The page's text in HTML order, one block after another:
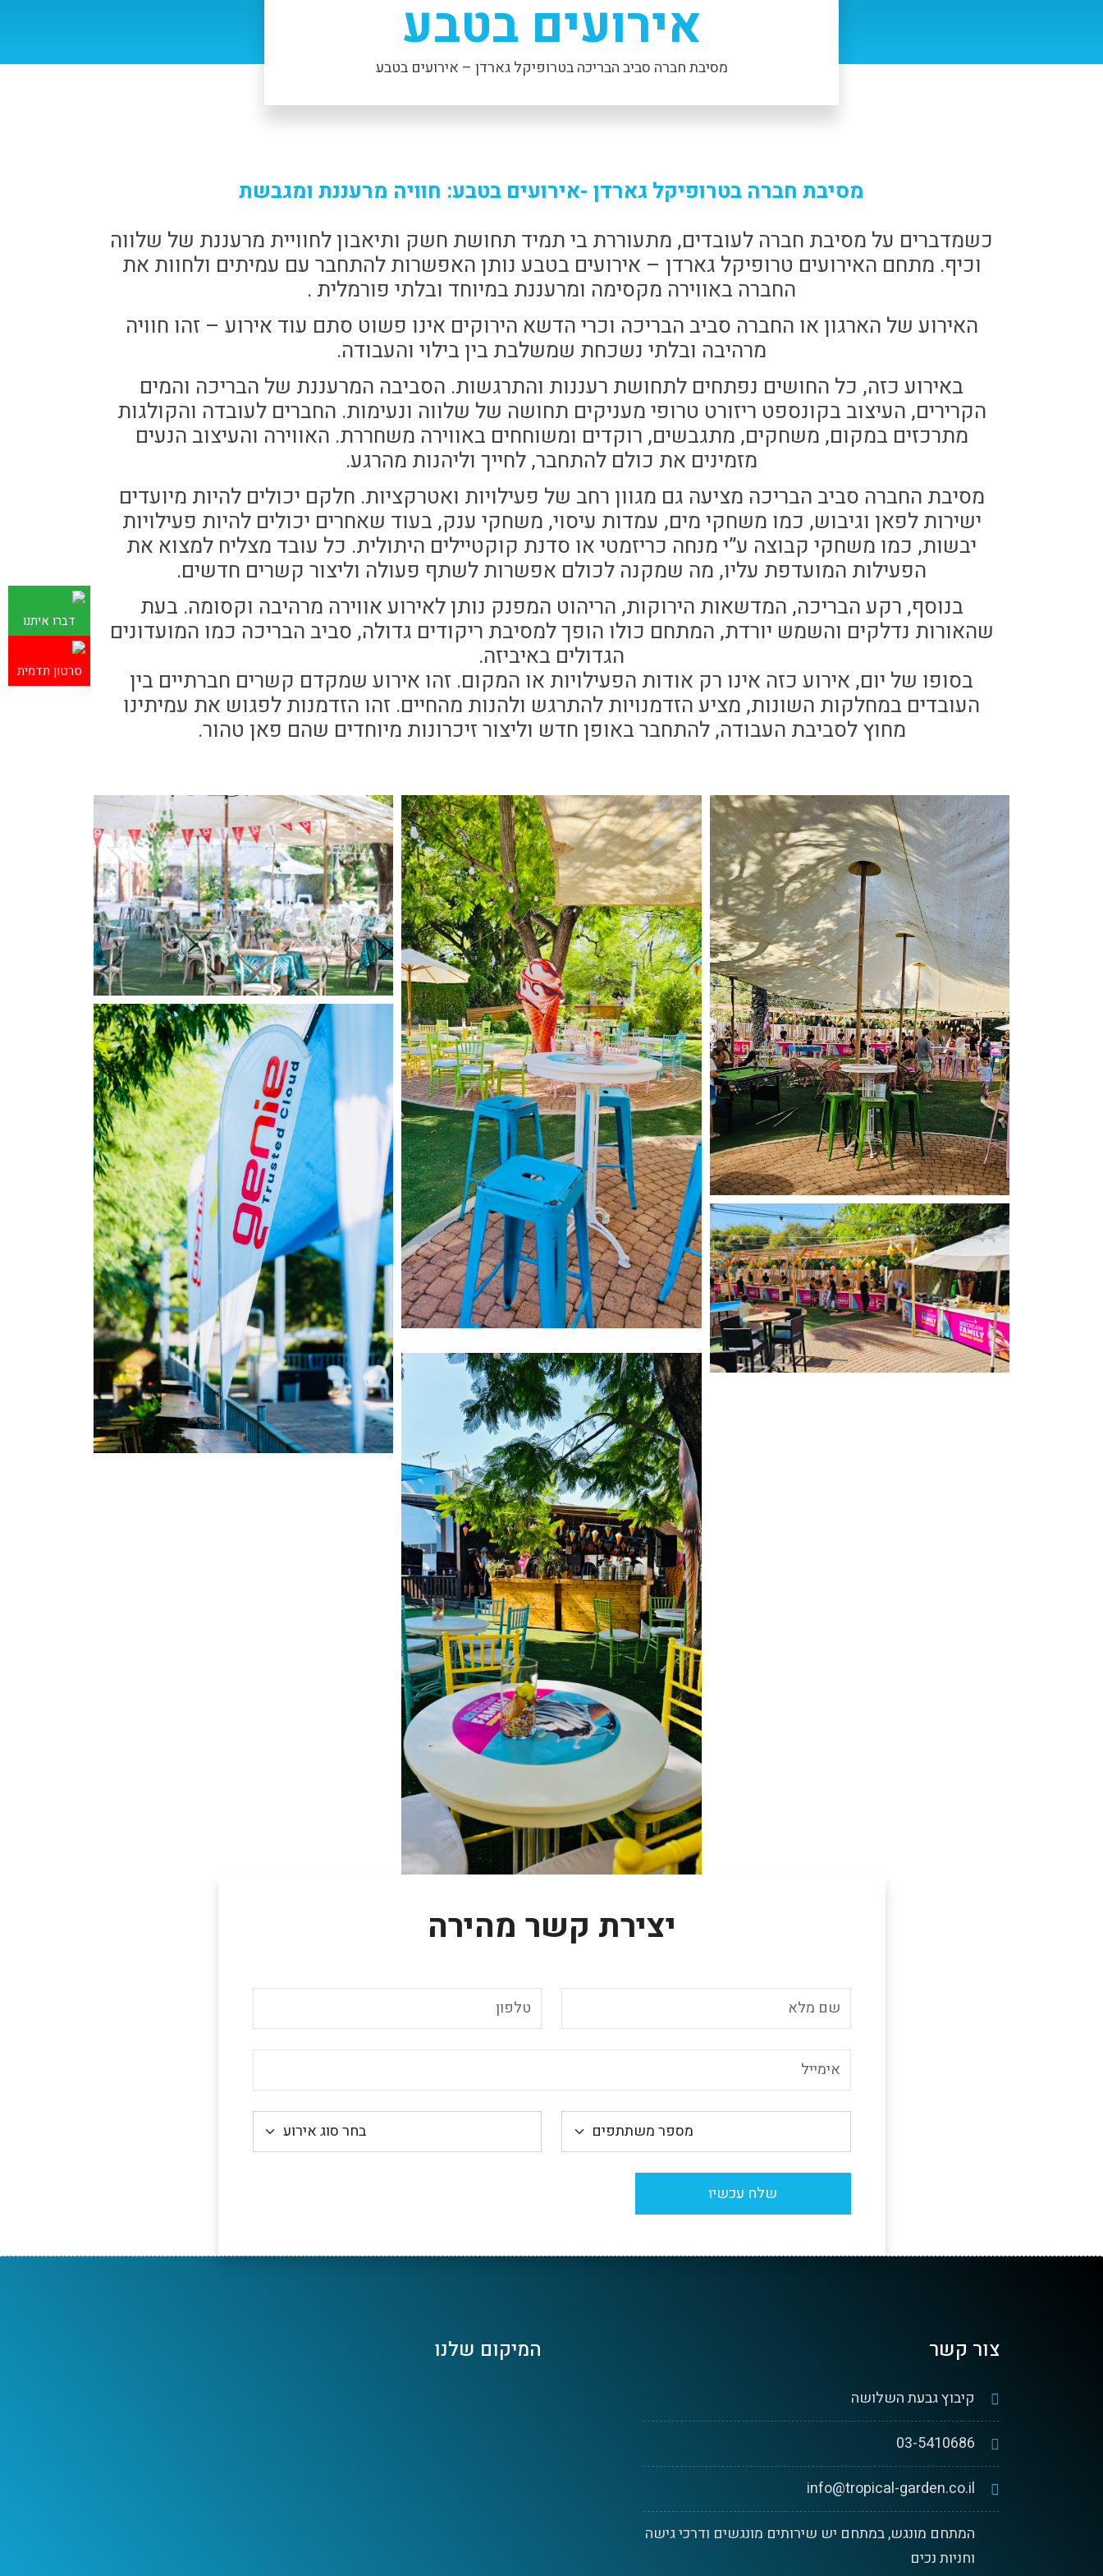
אירועים בטבע
מסיבת חברה סביב הבריכה בטרופיקל גארדן – אירועים בטבע
מסיבת חברה בטרופיקל גארדן -אירועים בטבע: חוויה מרעננת ומגבשת
כשמדברים על מסיבת חברה לעובדים, מתעוררת בי תמיד תחושת חשק ותיאבון לחוויית מרעננת של שלווה
וכיף. מתחם האירועים טרופיקל גארדן – אירועים בטבע נותן האפשרות להתחבר עם עמיתים ולחוות את
החברה באווירה מקסימה ומרעננת במיוחד ובלתי פורמלית .
האירוע של הארגון או החברה סביב הבריכה וכרי הדשא הירוקים אינו פשוט סתם עוד אירוע – זהו חוויה
מרהיבה ובלתי נשכחת שמשלבת בין בילוי והעבודה.
באירוע כזה, כל החושים נפתחים לתחושת רעננות והתרגשות. הסביבה המרעננת של הבריכה והמים
הקרירים, העיצוב בקונספט ריזורט טרופי מעניקים תחושה של שלווה ונעימות. החברים לעובדה והקולגות
מתרכזים במקום, משחקים, מתגבשים, רוקדים ומשוחחים באווירה משחררת. האווירה והעיצוב הנעים
מזמינים את כולם להתחבר, לחייך וליהנות מהרגע.
מסיבת החברה סביב הבריכה מציעה גם מגוון רחב של פעילויות ואטרקציות. חלקם יכולים להיות מיועדים
ישירות לפאן וגיבוש, כמו משחקי מים, עמדות עיסוי, משחקי ענק, בעוד שאחרים יכולים להיות פעילויות
יבשות, כמו משחקי קבוצה ע”י מנחה כריזמטי או סדנת קוקטיילים היתולית. כל עובד מצליח למצוא את
הפעילות המועדפת עליו, מה שמקנה לכולם אפשרות לשתף פעולה וליצור קשרים חדשים.
בנוסף, רקע הבריכה, המדשאות הירוקות, הריהוט המפנק נותן לאירוע אווירה מרהיבה וקסומה. בעת
שהאורות נדלקים והשמש יורדת, המתחם כולו הופך למסיבת ריקודים גדולה, סביב הבריכה כמו המועדונים
הגדולים באיביזה.
בסופו של יום, אירוע כזה אינו רק אודות הפעילויות או המקום. זהו אירוע שמקדם קשרים חברתיים בין
העובדים במחלקות השונות, מציע הזדמנויות להתרגש ולהנות מהחיים. זהו הזדמנות לפגוש את עמיתינו
מחוץ לסביבת העבודה, להתחבר באופן חדש וליצור זיכרונות מיוחדים שהם פאן טהור.
יצירת קשר מהירה
צור קשר
קיבוץ גבעת השלושה
03-5410686
info@tropical-garden.co.il
המתחם מונגש, במתחם יש שירותים מונגשים ודרכי גישה
וחניות נכים
המיקום שלנו
דברו איתנו
סרטון תדמית